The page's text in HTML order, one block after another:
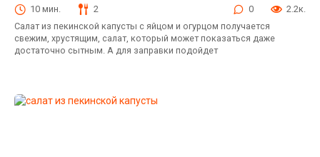
10 мин. 2 0
2.2к.
Салат из пекинской капусты с яйцом и огурцом получается
свежим, хрустящим, салат, который может показаться даже
достаточно сытным. А для заправки подойдет